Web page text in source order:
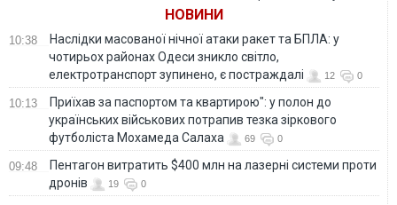
НОВИНИ
10:38
Наслідки масованої нічної атаки ракет та БПЛА: у
чотирьох районах Одеси зникло світло,
електротранспорт зупинено, є постраждалі
12 0
10:13
Приїхав за паспортом та квартирою": у полон до
українських військових потрапив тезка зіркового
футболіста Мохамеда Салаха
69 0
09:48
Пентагон витратить $400 млн на лазерні системи проти
дронів
19 0